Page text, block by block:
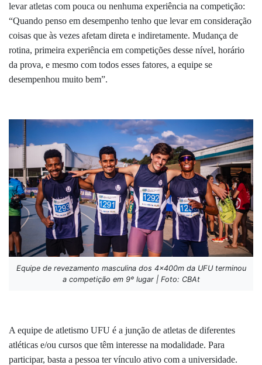
levar atletas com pouca ou nenhuma experiência na competição:
“Quando penso em desempenho tenho que levar em consideração
coisas que às vezes afetam direta e indiretamente. Mudança de
rotina, primeira experiência em competições desse nível, horário
da prova, e mesmo com todos esses fatores, a equipe se
desempenhou muito bem”.
Equipe de revezamento masculina dos 4x400m da UFU terminou
a competição em 9º lugar | Foto: CBAt
A equipe de atletismo UFU é a junção de atletas de diferentes
atléticas e/ou cursos que têm interesse na modalidade. Para
participar, basta a pessoa ter vínculo ativo com a universidade.